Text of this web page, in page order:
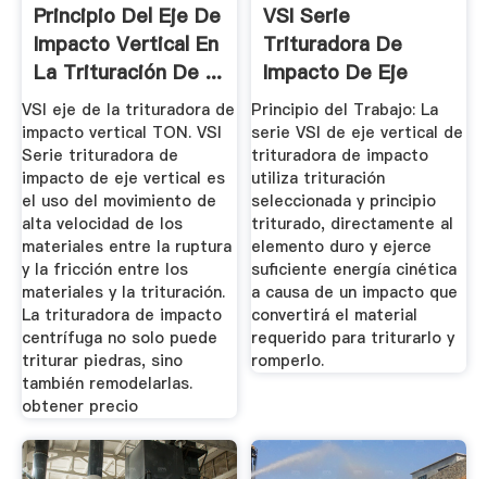
Principio Del Eje De
Impacto Vertical En
La Trituración De ...
VSI eje de la trituradora de
impacto vertical TON. VSI
Serie trituradora de
impacto de eje vertical es
el uso del movimiento de
alta velocidad de los
materiales entre la ruptura
y la fricción entre los
materiales y la trituración.
La trituradora de impacto
centrífuga no solo puede
triturar piedras, sino
también remodelarlas.
obtener precio
VSI Serie
Trituradora De
Impacto De Eje
Vertical ...
Principio del Trabajo: La
serie VSI de eje vertical de
trituradora de impacto
utiliza trituración
seleccionada y principio
triturado, directamente al
elemento duro y ejerce
suficiente energía cinética
a causa de un impacto que
convertirá el material
requerido para triturarlo y
romperlo.